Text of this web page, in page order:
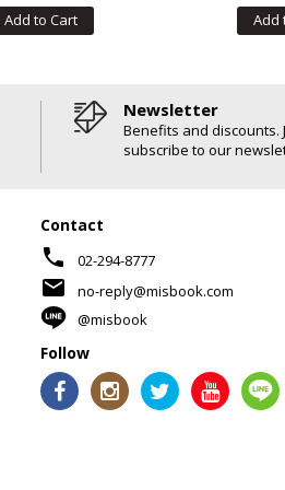
Add to Cart Add
Newsletter
Benefits and discounts.
subscribe to our
Contact
phone 02-294-8777
mail
no-reply@misbook.com
@misbook
Follow